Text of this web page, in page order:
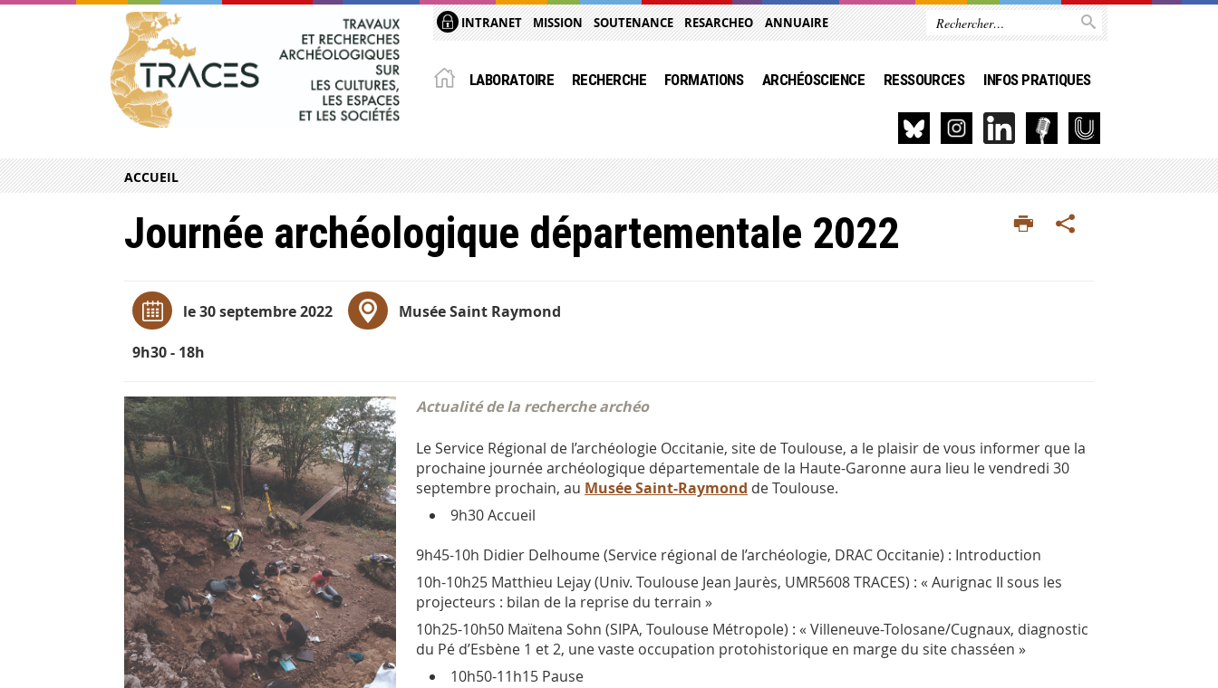
INTRANET MISSION SOUTENANCE RESARCHEO ANNUAIRE
LABORATOIRE RECHERCHE FORMATIONS ARCHÉOSCIENCE RESSOURCES INFOS PRATIQUES
ACCUEIL
Journée archéologique départementale 2022
le 30 septembre 2022
9h30 - 18h
Musée Saint Raymond
Actualité de la recherche archéo
Le Service Régional de l’archéologie Occitanie, site de Toulouse, a le plaisir de vous informer que la
prochaine journée archéologique départementale de la Haute-Garonne aura lieu le vendredi 30
septembre prochain, au Musée Saint-Raymond de Toulouse.
9h30 Accueil
9h45-10h Didier Delhoume (Service régional de l’archéologie, DRAC Occitanie) : Introduction
10h-10h25 Matthieu Lejay (Univ. Toulouse Jean Jaurès, UMR5608 TRACES) : « Aurignac II sous les
projecteurs : bilan de la reprise du terrain »
10h25-10h50 Maïtena Sohn (SIPA, Toulouse Métropole) : « Villeneuve-Tolosane/Cugnaux, diagnostic
du Pé d’Esbène 1 et 2, une vaste occupation protohistorique en marge du site chasséen »
10h50-11h15 Pause